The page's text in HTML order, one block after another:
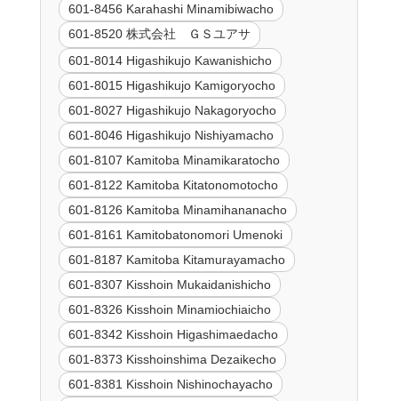
601-8456 Karahashi Minamibiwacho
601-8520 株式会社 ＧＳユアサ
601-8014 Higashikujo Kawanishicho
601-8015 Higashikujo Kamigoryocho
601-8027 Higashikujo Nakagoryocho
601-8046 Higashikujo Nishiyamacho
601-8107 Kamitoba Minamikaratocho
601-8122 Kamitoba Kitatonomotocho
601-8126 Kamitoba Minamihananacho
601-8161 Kamitobatonomori Umenoki
601-8187 Kamitoba Kitamurayamacho
601-8307 Kisshoin Mukaidanishicho
601-8326 Kisshoin Minamiochiaicho
601-8342 Kisshoin Higashimaedacho
601-8373 Kisshoinshima Dezaikecho
601-8381 Kisshoin Nishinochayacho